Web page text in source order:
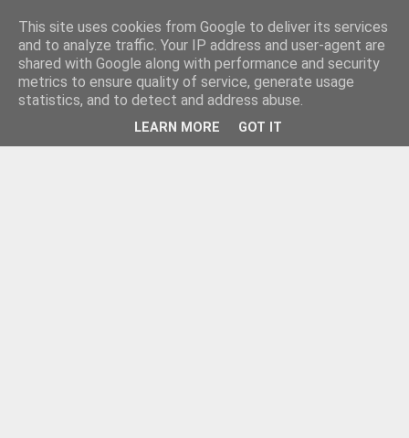
This site uses cookies from Google to deliver its services
and to analyze traffic. Your IP address and user-agent are
shared with Google along with performance and security
metrics to ensure quality of service, generate usage
statistics, and to detect and address abuse.
LEARN MORE GOT IT